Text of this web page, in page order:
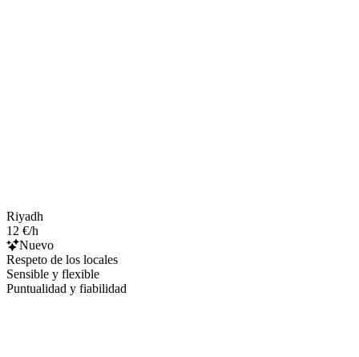
Riyadh
12 €/h
Nuevo
Respeto de los locales
Sensible y flexible
Puntualidad y fiabilidad